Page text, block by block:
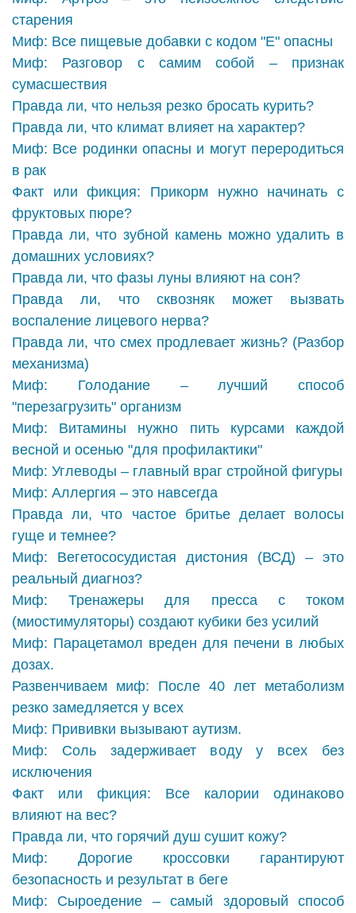
старения
Миф: Все пищевые добавки с кодом "Е" опасны
Миф: Разговор с самим собой – признак
сумасшествия
Правда ли, что нельзя резко бросать курить?
Правда ли, что климат влияет на характер?
Миф: Все родинки опасны и могут переродиться
в рак
Факт или фикция: Прикорм нужно начинать с
фруктовых пюре?
Правда ли, что зубной камень можно удалить в
домашних условиях?
Правда ли, что фазы луны влияют на сон?
Правда ли, что сквозняк может вызвать
воспаление лицевого нерва?
Правда ли, что смех продлевает жизнь? (Разбор
механизма)
Миф: Голодание – лучший способ
"перезагрузить" организм
Миф: Витамины нужно пить курсами каждой
весной и осенью "для профилактики"
Миф: Углеводы – главный враг стройной фигуры
Миф: Аллергия – это навсегда
Правда ли, что частое бритье делает волосы
гуще и темнее?
Миф: Вегетососудистая дистония (ВСД) – это
реальный диагноз?
Миф: Тренажеры для пресса с током
(миостимуляторы) создают кубики без усилий
Миф: Парацетамол вреден для печени в любых
дозах.
Развенчиваем миф: После 40 лет метаболизм
резко замедляется у всех
Миф: Прививки вызывают аутизм.
Миф: Соль задерживает воду у всех без
исключения
Факт или фикция: Все калории одинаково
влияют на вес?
Правда ли, что горячий душ сушит кожу?
Миф: Дорогие кроссовки гарантируют
безопасность и результат в беге
Миф: Сыроедение – самый здоровый способ